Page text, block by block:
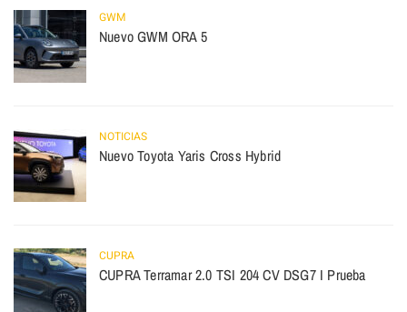
GWM
Nuevo GWM ORA 5
NOTICIAS
Nuevo Toyota Yaris Cross Hybrid
CUPRA
CUPRA Terramar 2.0 TSI 204 CV DSG7 I Prueba